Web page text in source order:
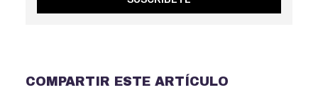
COMPARTIR ESTE ARTÍCULO